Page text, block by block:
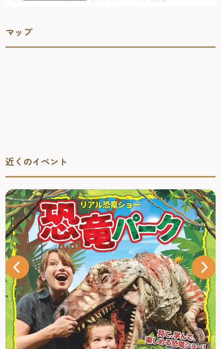
マップ
近くのイベント